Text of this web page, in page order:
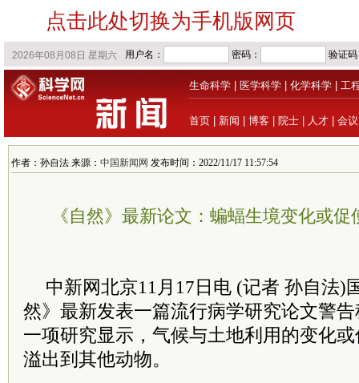
点击此处切换为手机版网页
生命科学 医学科学 化学科学 工
首页 新闻 博客 院士 人才 会议
作者：孙自法 来源： 中国新闻网 发布时间：2022/11/17 11:57:54
《自然》最新论文：蝙蝠生境变化或
中新网北京11月17日电 (记者 孙自法)
然》最新发表一篇流行病学研究论文警
一项研究显示，气候与土地利用的变化
溢出到其他动物。